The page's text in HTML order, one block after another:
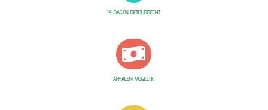
14 DAGEN RETOURRECHT

AFHALEN MOGELIJK